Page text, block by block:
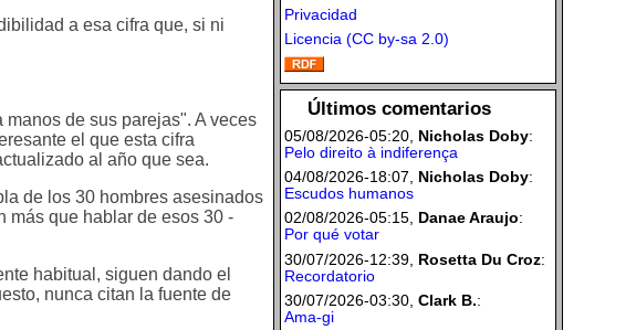
a esa cifra que, si ni
de sus parejas". A veces
el que esta cifra
al año que sea.
de los 30 hombres asesinados
más que hablar de esos 30 -
habitual, siguen dando el
nunca citan la fuente de
Privacidad
Licencia (CC by-sa 2.0)
Últimos comentarios
05/08/2026-05:20, Nicholas Doby:
Pelo direito à indiferença
04/08/2026-18:07, Nicholas Doby:
Escudos humanos
02/08/2026-05:15, Danae Araujo:
Por qué votar
30/07/2026-12:39, Rosetta Du Croz:
Recordatorio
30/07/2026-03:30, Clark B.:
Ama-gi